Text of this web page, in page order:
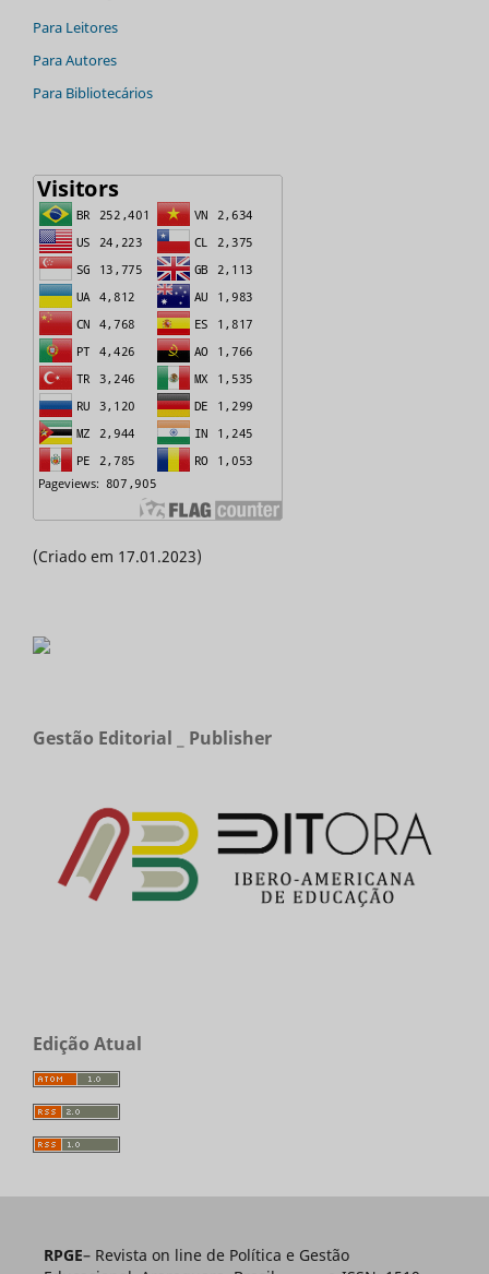
Para Leitores
Para Autores
Para Bibliotecários
(Criado em 17.01.2023)
Gestão Editorial _ Publisher
Edição Atual
RPGE– Revista on line de Política e Gestão